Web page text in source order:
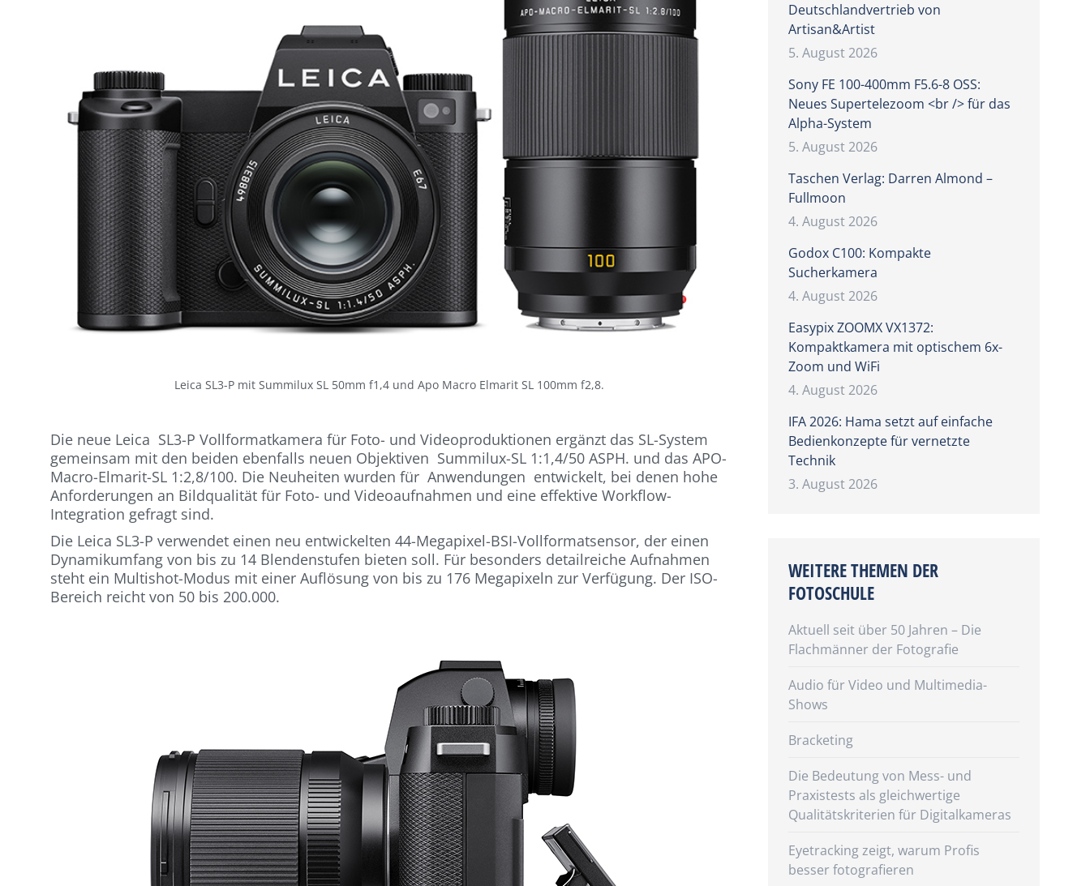
Leica SL3-P mit Summilux SL 50mm f1,4 und Apo Macro Elmarit SL 100mm f2,8.
Die neue Leica SL3-P Vollformatkamera für Foto- und Videoproduktionen ergänzt das SL-System
gemeinsam mit den beiden ebenfalls neuen Objektiven Summilux-SL 1:1,4/50 ASPH. und das APO-
Macro-Elmarit-SL 1:2,8/100. Die Neuheiten wurden für Anwendungen entwickelt, bei denen hohe
Anforderungen an Bildqualität für Foto- und Videoaufnahmen und eine effektive Workflow-
Integration gefragt sind.
Die Leica SL3-P verwendet einen neu entwickelten 44-Megapixel-BSI-Vollformatsensor, der einen
Dynamikumfang von bis zu 14 Blendenstufen bieten soll. Für besonders detailreiche Aufnahmen
steht ein Multishot-Modus mit einer Auflösung von bis zu 176 Megapixeln zur Verfügung. Der ISO-
Bereich reicht von 50 bis 200.000.
Deutschlandvertrieb von
Artisan&Artist
5. August 2026
Sony FE 100-400mm F5.6-8 OSS:
Neues Supertelezoom <br /> für das
Alpha-System
5. August 2026
Taschen Verlag: Darren Almond –
Fullmoon
4. August 2026
Godox C100: Kompakte
Sucherkamera
4. August 2026
Easypix ZOOMX VX1372:
Kompaktkamera mit optischem 6x-
Zoom und WiFi
4. August 2026
IFA 2026: Hama setzt auf einfache
Bedienkonzepte für vernetzte
Technik
3. August 2026
WEITERE THEMEN DER
FOTOSCHULE
Aktuell seit über 50 Jahren – Die
Flachmänner der Fotografie
Audio für Video und Multimedia-
Shows
Bracketing
Die Bedeutung von Mess- und
Praxistests als gleichwertige
Qualitätskriterien für Digitalkameras
Eyetracking zeigt, warum Profis
besser fotografieren